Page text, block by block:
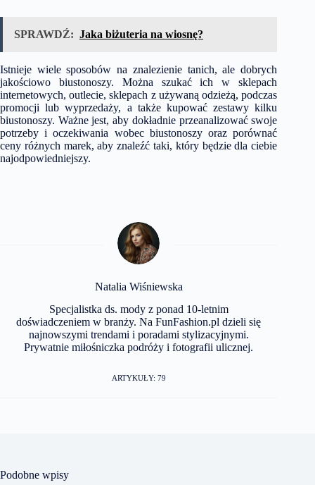
SPRAWDŹ: Jaka biżuteria na wiosnę?
Istnieje wiele sposobów na znalezienie tanich, ale dobrych
jakościowo biustonoszy. Można szukać ich w sklepach
internetowych, outlecie, sklepach z używaną odzieżą, podczas
promocji lub wyprzedaży, a także kupować zestawy kilku
biustonoszy. Ważne jest, aby dokładnie przeanalizować swoje
potrzeby i oczekiwania wobec biustonoszy oraz porównać
ceny różnych marek, aby znaleźć taki, który będzie dla ciebie
najodpowiedniejszy.
Natalia Wiśniewska
Specjalistka ds. mody z ponad 10-letnim
doświadczeniem w branży. Na FunFashion.pl dzieli się
najnowszymi trendami i poradami stylizacyjnymi.
Prywatnie miłośniczka podróży i fotografii ulicznej.
ARTYKUŁY: 79
Podobne wpisy